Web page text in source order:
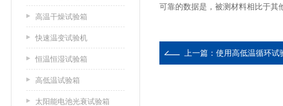
高温干燥试验箱
快速温变试验机
恒温恒湿试验箱
高低温试验箱
太阳能电池光衰试验箱
可靠的数据是，被测材料相比于其
上一篇： 使用高低温循环试